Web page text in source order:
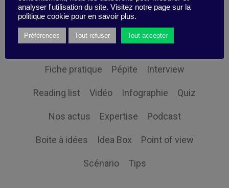
Point sur la recherche Études de cas
Fiche pensante Synthèse
Fiche pratique Pépite Interview
Reading list Vidéo Infographie Quiz
Nos actus Expertise Podcast
Boite à idées Idea Box Point of view
Scénario Tips
analyser l'utilisation du site. Visitez notre page sur la
politique cookie pour en savoir plus.
Préférences Tout refuser Tout accepter